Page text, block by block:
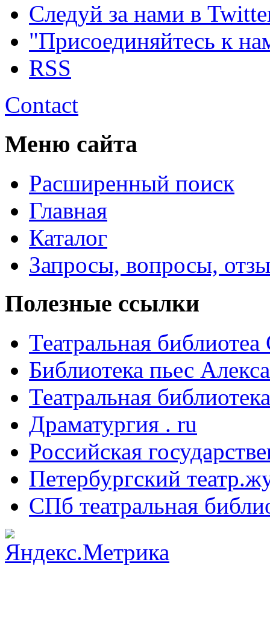
Следуй за нами в
"Присоединяйтесь к
RSS
Contact
Меню сайта
Расширенный поиск
Главная
Каталог
Запросы, вопросы,
Полезные ссылки
Театральная
Библиотека пьес
Театральная
Драматургия . ru
Российская
Петербургский
СПб театральная